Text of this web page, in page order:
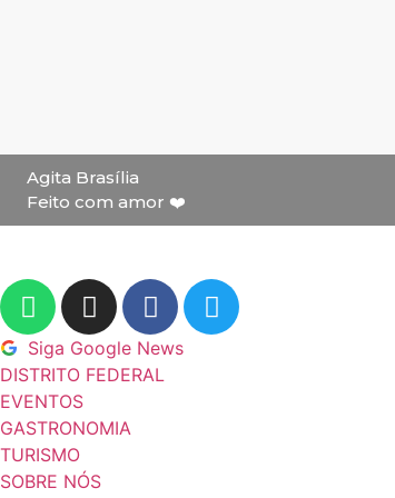
Agita Brasília
Feito com amor ❤️
Siga Google News
DISTRITO FEDERAL
EVENTOS
GASTRONOMIA
TURISMO
SOBRE NÓS